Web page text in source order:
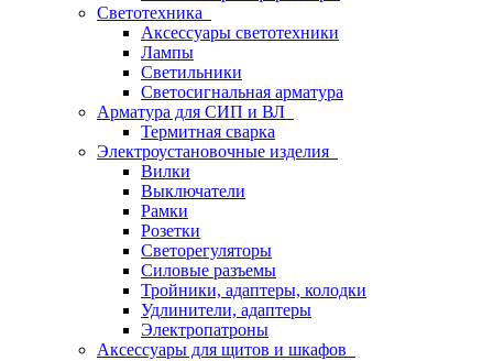
Светотехника
Аксессуары светотехники
Лампы
Светильники
Светосигнальная арматура
Арматура для СИП и ВЛ
Термитная сварка
Электроустановочные изделия
Вилки
Выключатели
Рамки
Розетки
Светорегуляторы
Силовые разъемы
Тройники, адаптеры, колодки
Удлинители, адаптеры
Электропатроны
Аксессуары для щитов и шкафов